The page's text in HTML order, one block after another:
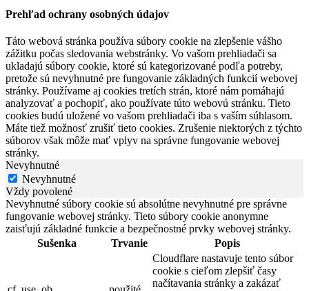
Prehľad ochrany osobných údajov
Táto webová stránka používa súbory cookie na zlepšenie vášho
zážitku počas sledovania webstránky. Vo vašom prehliadači sa
ukladajú súbory cookie, ktoré sú kategorizované podľa potreby,
pretože sú nevyhnutné pre fungovanie základných funkcií webovej
stránky. Používame aj cookies tretích strán, ktoré nám pomáhajú
analyzovať a pochopiť, ako používate túto webovú stránku. Tieto
cookies budú uložené vo vašom prehliadači iba s vaším súhlasom.
Máte tiež možnosť zrušiť tieto cookies. Zrušenie niektorých z týchto
súborov však môže mať vplyv na správne fungovanie webovej
stránky.
Nevyhnutné
Nevyhnutné
Vždy povolené
Nevyhnutné súbory cookie sú absolútne nevyhnutné pre správne
fungovanie webovej stránky. Tieto súbory cookie anonymne
zaisťujú základné funkcie a bezpečnostné prvky webovej stránky.
Sušenka
Trvanie Popis
Cloudflare nastavuje tento súbor
cookie s cieľom zlepšiť časy
načítavania stránky a zakázať